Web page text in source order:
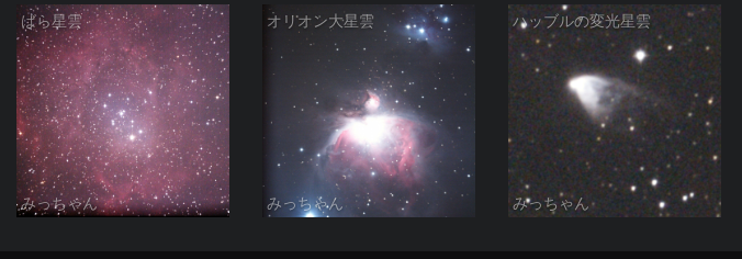
ばら星雲
みっちゃん
オリオン大星雲
みっちゃん
ハッブルの変光星雲
みっちゃん